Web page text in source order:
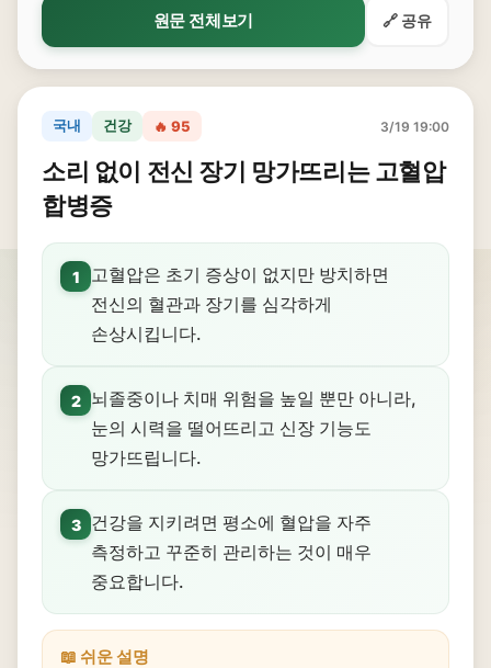
원문 전체보기 🔗 공유
국내 건강 🔥 95 3/19 19:00
소리 없이 전신 장기 망가뜨리는 고혈압
합병증
1
고혈압은 초기 증상이 없지만 방치하면
전신의 혈관과 장기를 심각하게
손상시킵니다.
2
뇌졸중이나 치매 위험을 높일 뿐만 아니라,
눈의 시력을 떨어뜨리고 신장 기능도
망가뜨립니다.
3
건강을 지키려면 평소에 혈압을 자주
측정하고 꾸준히 관리하는 것이 매우
중요합니다.
📖 쉬운 설명